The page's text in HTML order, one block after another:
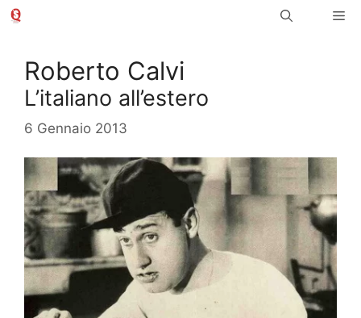
Vai
Roberto Calvi
L’italiano all’estero
6 Gennaio 2013